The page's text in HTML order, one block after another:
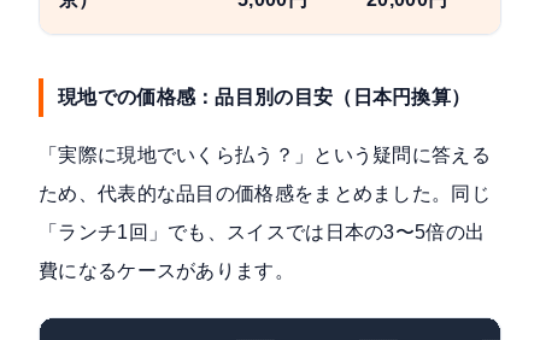
現地での価格感：品目別の目安（日本円換算）
「実際に現地でいくら払う？」という疑問に答える
ため、代表的な品目の価格感をまとめました。同じ
「ランチ1回」でも、スイスでは日本の3〜5倍の出
費になるケースがあります。